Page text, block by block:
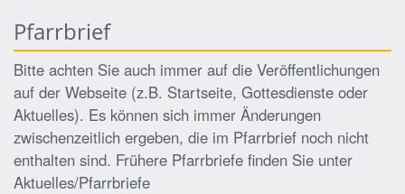
Pfarrbrief
Bitte achten Sie auch immer auf die Veröffentlichungen
auf der Webseite (z.B. Startseite, Gottesdienste oder
Aktuelles). Es können sich immer Änderungen
zwischenzeitlich ergeben, die im Pfarrbrief noch nicht
enthalten sind. Frühere Pfarrbriefe finden Sie unter
Aktuelles/Pfarrbriefe